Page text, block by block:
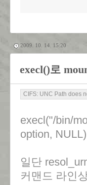
2009. 10. 14. 15:20
execl()로
CIFS: UNC Path does
execl("/bin/
option,
일단
커맨드 라인